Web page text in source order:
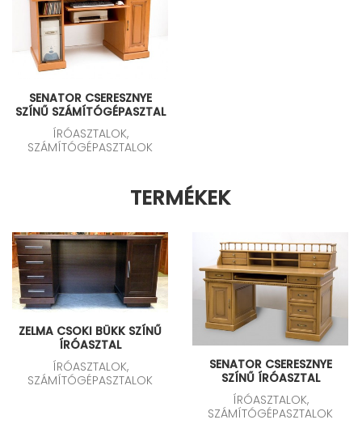
SENATOR CSERESZNYE
SZÍNŰ SZÁMÍTÓGÉPASZTAL
ÍRÓASZTALOK,
SZÁMÍTÓGÉPASZTALOK
TERMÉKEK
ZELMA CSOKI BÜKK SZÍNŰ
ÍRÓASZTAL
ÍRÓASZTALOK,
SZÁMÍTÓGÉPASZTALOK
SENATOR CSERESZNYE
SZÍNŰ ÍRÓASZTAL
ÍRÓASZTALOK,
SZÁMÍTÓGÉPASZTALOK